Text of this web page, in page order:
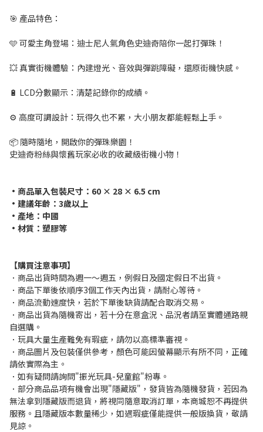
🎯 產品特色：
🩵 可愛主角登場：迪士尼人氣角色史迪奇陪你一起打彈珠！
💥 真實街機體驗：內建燈光、音效與彈跳障礙，還原街機快感。
🔋 LCD分數顯示：清楚記錄你的成績。
⚙️ 高度可調設計：玩得久也不累，大小朋友都能輕鬆上手。
📦 隨時隨地，開啟你的彈珠樂園！
史迪奇粉絲與懷舊玩家必收的收藏級街機小物！
•商品單入包裝尺寸：60 × 28 × 6.5 cm
•建議年齡：3歲以上
•產地：中國
•材質：塑膠等
【購買注意事項】
．商品出貨時間為週一～週五，例假日及國定假日不出貨。
．商品下單後依順序3個工作天內出貨，請耐心等待。
．商品流動速度快，若於下單後缺貨請配合取消交易。
．商品出貨為隨機寄出，若十分在意盒況、品況者請至實體通路親
自選購。
．玩具大量生產難免有瑕疵，請勿以高標準審視。
．商品圖片及包裝僅供參考，顏色可能因螢幕顯示有所不同，正確
請依實際為主。
．如有疑問請詢問"振光玩具-兒童館"粉專。
．部分商品品項有機會出現"隱藏版"，發貨皆為隨機發貨，若因為
無法拿到隱藏版而退貨，將視同隨意取消訂單，本商城恕不再提供
服務。且隱藏版本數量稀少，如遇瑕疵僅能提供一般版換貨，敬請
見諒。